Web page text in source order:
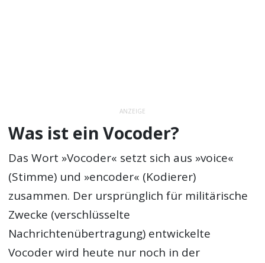
ANZEIGE
Was ist ein Vocoder?
Das Wort »Vocoder« setzt sich aus »voice«
(Stimme) und »encoder« (Kodierer)
zusammen. Der ursprünglich für militärische
Zwecke (verschlüsselte
Nachrichtenübertragung) entwickelte
Vocoder wird heute nur noch in der